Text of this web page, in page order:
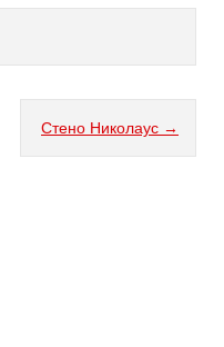
Стено Николаус →